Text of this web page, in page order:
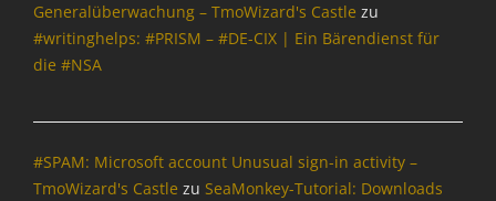
Tags
A
l
t
,
Generalüberwachung – TmoWizard's Castle zu
#writinghelps: #PRISM – #DE-CIX | Ein Bärendienst für
die #NSA
#SPAM: Microsoft account Unusual sign-in activity –
TmoWizard's Castle zu SeaMonkey-Tutorial: Downloads